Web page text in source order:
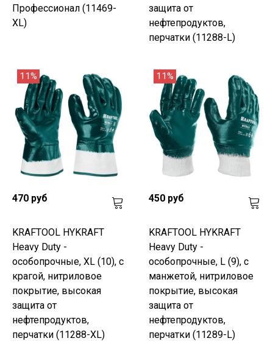
Профессионал (11469-
XL)
защита от
нефтепродуктов,
перчатки (11288-L)
11%
470 руб
KRAFTOOL HYKRAFT
Heavy Duty -
особопрочные, XL (10), с
крагой, нитриловое
покрытие, высокая
защита от
нефтепродуктов,
перчатки (11288-XL)
11%
450 руб
KRAFTOOL HYKRAFT
Heavy Duty -
особопрочные, L (9), с
манжетой, нитриловое
покрытие, высокая
защита от
нефтепродуктов,
перчатки (11289-L)